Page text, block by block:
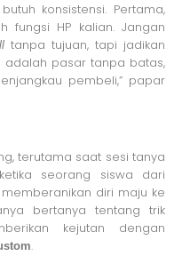
konsistensi. Pertama,
fungsi HP kalian. Jangan
tanpa tujuan, tapi jadikan
adalah pasar tanpa batas,
pembeli,” papar
terutama saat sesi tanya
seorang siswa dari
memberanikan diri maju ke
bertanya tentang trik
kejutan dengan
.